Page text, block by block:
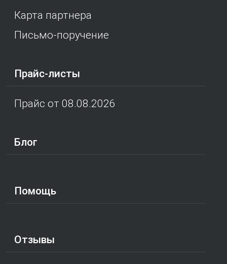
Карта партнера
Письмо-поручение
Прайс-листы
Прайс от 08.08.2026
Блог
Помощь
Отзывы